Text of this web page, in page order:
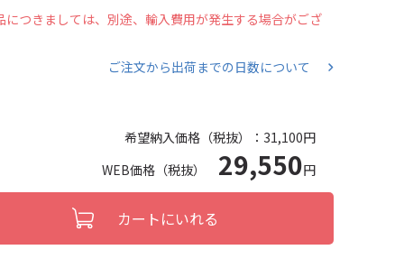
つきましては、別途、輸入費用が発生する場合がござ
ご注文から出荷までの日数について
希望納入価格（税抜）： 31,100円
WEB価格（税抜） 29,550円
カートにいれる